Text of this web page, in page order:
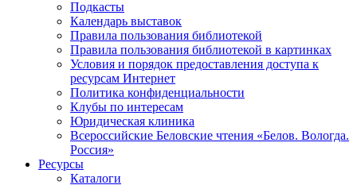
Подкасты
Календарь выставок
Правила пользования библиотекой
Правила пользования библиотекой в картинках
Условия и порядок предоставления доступа к
ресурсам Интернет
Политика конфиденциальности
Клубы по интересам
Юридическая клиника
Всероссийские Беловские чтения «Белов. Вологда.
Россия»
Ресурсы
Каталоги